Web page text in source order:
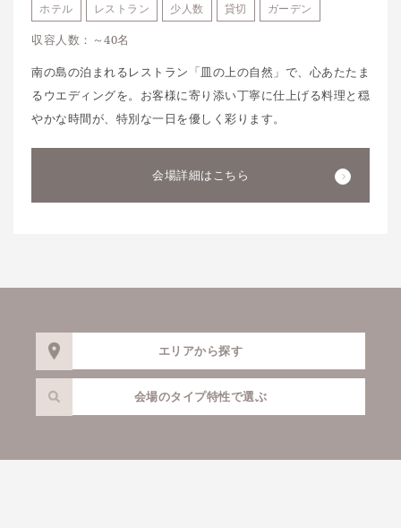
ホテル レストラン 少人数 貸切 ガーデン
収容人数：～40名
南の島の泊まれるレストラン「皿の上の自然」で、心あたたま
るウエディングを。お客様に寄り添い丁寧に仕上げる料理と穏
やかな時間が、特別な一日を優しく彩ります。
会場詳細はこちら
エリアから探す
会場のタイプ特性で選ぶ